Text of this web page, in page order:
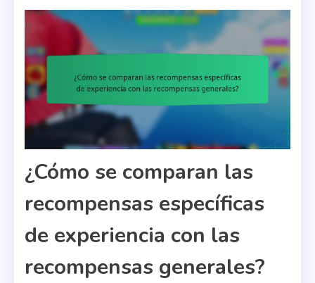
¿Cómo se comparan las
recompensas específicas
de experiencia con las
recompensas generales?